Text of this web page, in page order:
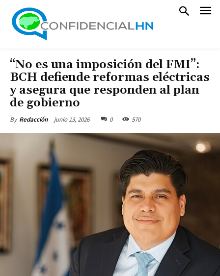
“No es una imposición del FMI”:
BCH defiende reformas eléctricas
y asegura que responden al plan
de gobierno
By Redacción junio 13, 2026 0 570